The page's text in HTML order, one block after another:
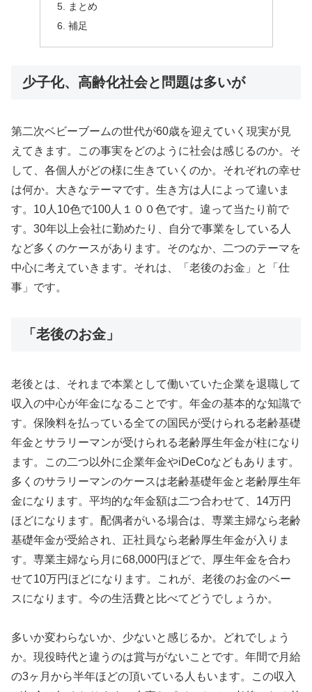
まとめ
補足
少子化、高齢化社会と問題は多いが
第二次ベビーブームの世代が60歳を迎えていく現実が見
えてきます。この事実をどのように社会は感じるのか。そ
して、各個人がどの様に生きていくのか。それぞれの幸せ
は何か。大きなテーマです。生き方は人によって違いま
す。10人10色で100人１００色です。違って当たり前で
す。30年以上会社に勤めたり、自分で事業をしている人
など多くのケースがあります。そのなか、二つのテーマを
中心に考えていきます。それは、「老後のお金」と「仕
事」です。
「老後のお金」
老後とは、それまで本業として働いていた企業を退職して
収入の中心が年金になることです。年金の基本的な知識で
す。保険料を払っている全ての国民が受けられる老齢基礎
年金とサラリーマンが受けられる老齢厚生年金が柱になり
ます。この二つ以外に企業年金やiDeCoなどもあります。
多くのサラリーマンのケースは老齢基礎年金と老齢厚生年
金になります。平均的な年金額は二つ合わせて、14万円
ほどになります。配偶者がいる場合は、専業主婦なら老齢
基礎年金が受給され、正社員なら老齢厚生年金が入りま
す。専業主婦なら月に68,000円ほどで、厚生年金を合わ
せて10万円ほどになります。これが、老後のお金のベー
スになります。今の生活費と比べてどうでしょうか。
多いか変わらないか、少ないと感じるか。どれでしょう
か。現役時代と違うのは賞与がないことです。年間で月給
の3ヶ月から半年ほどの頂いている人もいます。この収入